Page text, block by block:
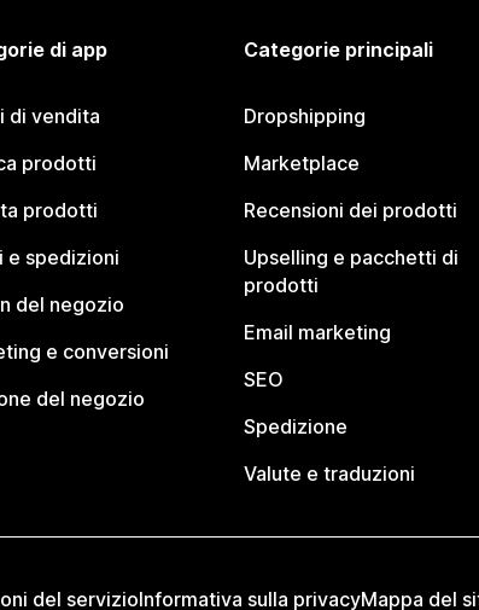
di app
di vendita
prodotti
prodotti
e spedizioni
del negozio
e conversioni
del negozio
Categorie principali
Dropshipping
Marketplace
Recensioni dei prodotti
Upselling e pacchetti di
prodotti
Email marketing
SEO
Spedizione
Valute e traduzioni
del servizioInformativa sulla privacyMappa del